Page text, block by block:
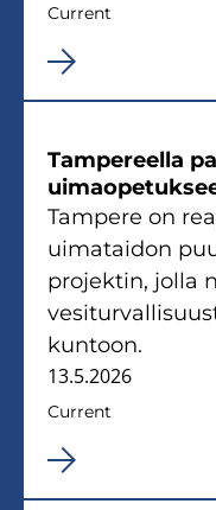
Current
Tampereella
Tampere on
uimataidon
projektin, jolla
kuntoon.
13.5.2026
Current